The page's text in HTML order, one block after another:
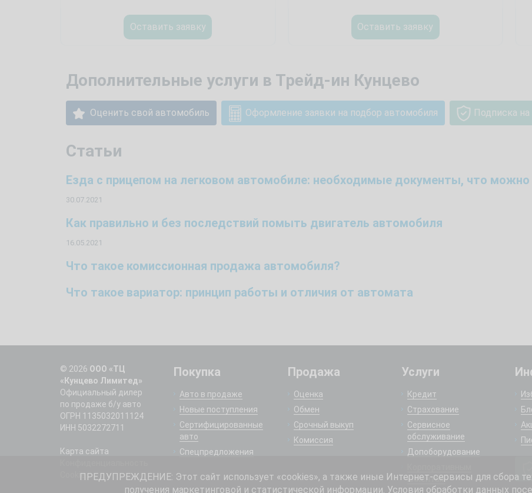
Оставить заявку Оставить заявку
Дополнительные услуги в Трейд-ин Кунцево
Оценить свой автомобиль Оформление заявки на подбор автомобиля Подписка
Статьи
Езда с прицепом на легковом автомобиле: необходимые документы, что
30.07.2021
Как правильно и без последствий помыть двигатель автомобиля
16.05.2021
Что такое комиссионная продажа автомобиля?
Что такое вариатор: принцип работы и отличия от автомата
© 2026 ООО «ТЦ
«Кунцево Лимитед»
Официальный дилер
по продаже б/у авто
ОГРН 1135032011124
ИНН 5032272711
Карта сайта
Cookie
Покупка
Авто в продаже
Новые поступления
Сертифицированные
авто
Спецпредложения
Продажа
Оценка
Обмен
Срочный выкуп
Комиссия
Услуги
Кредит
Страхование
Сервисное
обслуживание
Допоборудование
клиентам
ПРЕДУПРЕЖДЕНИЕ: Этот сайт использует «cookies», а также иные Интернет-сервисы для сбора
получения маркетинговой и статистической информации. Условия обработки данных